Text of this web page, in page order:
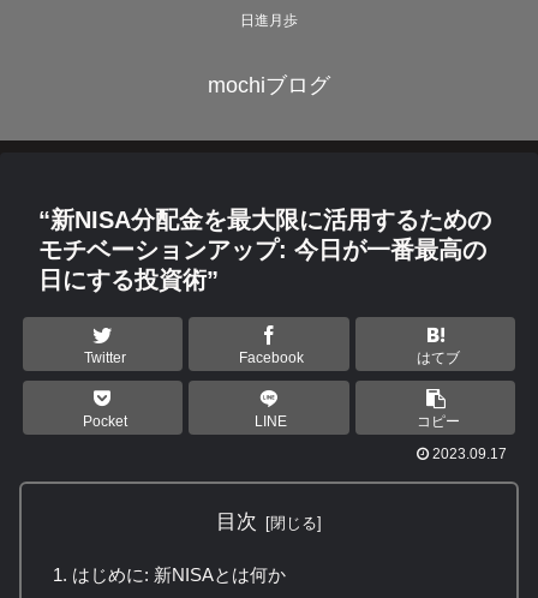
日進月歩
mochiブログ
“新NISA分配金を最大限に活用するための
モチベーションアップ: 今日が一番最高の
日にする投資術”
Twitter Facebook はてブ
Pocket LINE
コピー
2023.09.17
目次
はじめに: 新NISAとは何か